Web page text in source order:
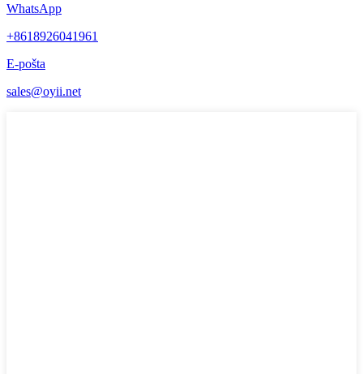
WhatsApp
+8618926041961
E-pošta
sales@oyii.net